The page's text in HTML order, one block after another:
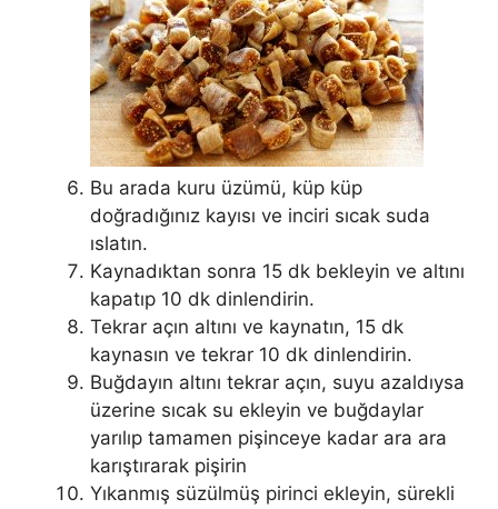
Bu arada kuru üzümü, küp küp
doğradığınız kayısı ve inciri sıcak suda
ıslatın.
Kaynadıktan sonra 15 dk bekleyin ve altını
kapatıp 10 dk dinlendirin.
Tekrar açın altını ve kaynatın, 15 dk
kaynasın ve tekrar 10 dk dinlendirin.
Buğdayın altını tekrar açın, suyu azaldıysa
üzerine sıcak su ekleyin ve buğdaylar
yarılıp tamamen pişinceye kadar ara ara
karıştırarak pişirin
Yıkanmış süzülmüş pirinci ekleyin, sürekli